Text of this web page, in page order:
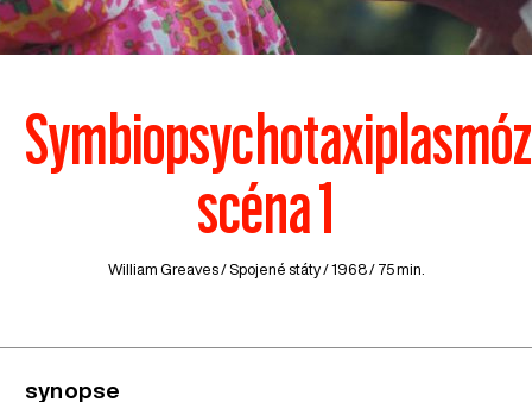
scéna 1
William Greaves / Spojené státy/ 1968 / 75 min.
synopse